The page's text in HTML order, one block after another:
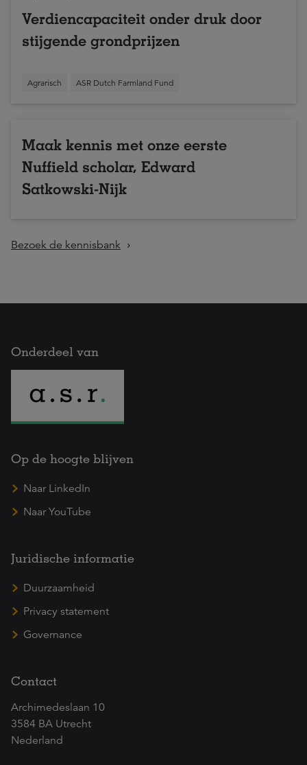
Verdiencapaciteit onder druk door
stijgende grondprijzen
Agrarisch ASR Dutch Farmland Fund
Maak kennis met onze eerste
Nuffield scholar, Edward
Satkowski-Nijk
Bezoek de kennisbank
Onderdeel van
Op de hoogte blijven
Naar LinkedIn
Naar YouTube
Juridische informatie
Duurzaamheid
Privacy statement
Governance
Contact
Archimedeslaan 10
3584 BA Utrecht
Nederland